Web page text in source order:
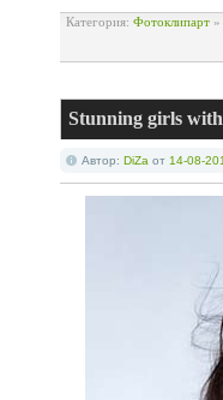
Категория: Фотоклипарт »
Stunning girls with
Автор: DiZa от 14-08-